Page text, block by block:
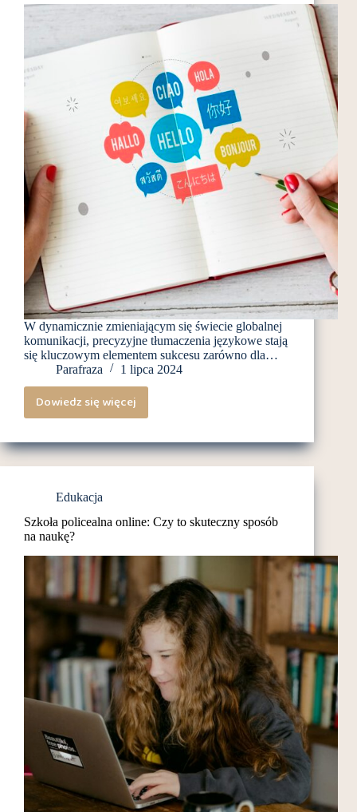
W dynamicznie zmieniającym się świecie globalnej
komunikacji, precyzyjne tłumaczenia językowe stają
się kluczowym elementem sukcesu zarówno dla…
Parafraza
1 lipca 2024
Dowiedz się więcej
Kiedy
skorzystać
z
usług
biura
tłumaczeń?
Edukacja
Szkoła policealna online: Czy to skuteczny sposób
na naukę?